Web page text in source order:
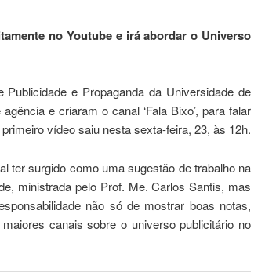
no Youtube e irá abordar o Universo
e Propaganda da Universidade de
e criaram o canal ‘Fala Bixo’, para falar
vídeo saiu nesta sexta-feira, 23, às 12h.
ter surgido como uma sugestão de trabalho na
ministrada pelo Prof. Me. Carlos Santis, mas
não só de mostrar boas notas,
canais sobre o universo publicitário no